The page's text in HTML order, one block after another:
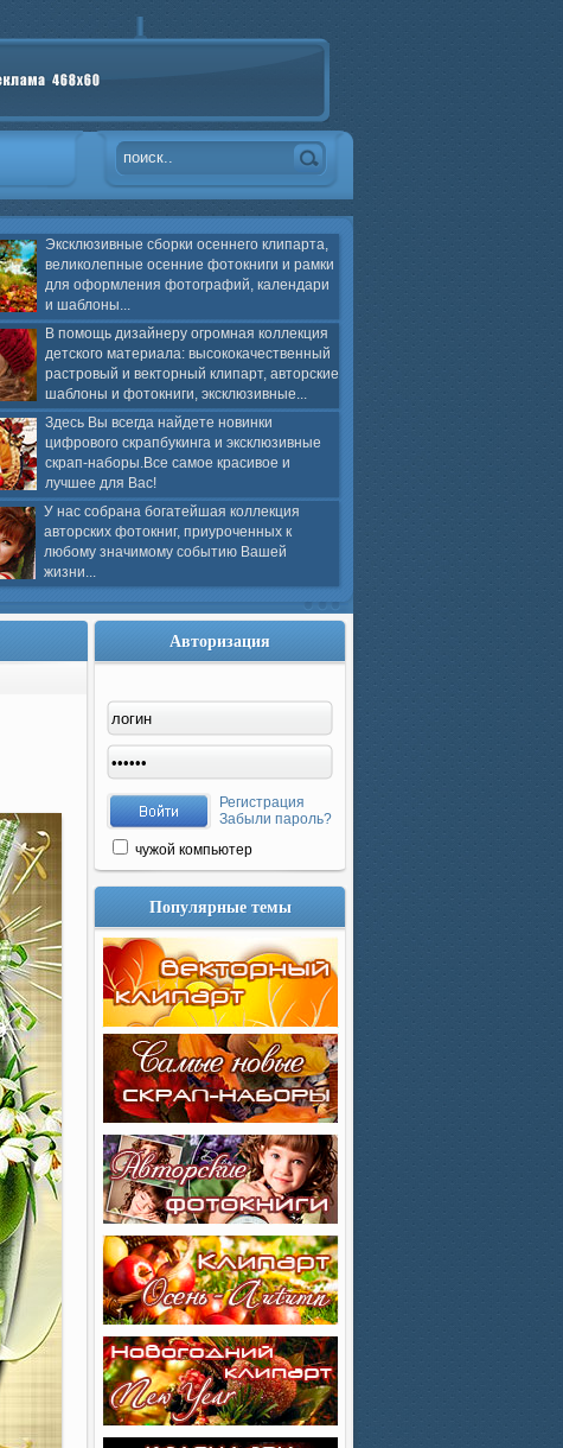
Эксклюзивные сборки осеннего клипарта,
великолепные осенние фотокниги и рамки
для оформления фотографий, календари
и шаблоны...
В помощь дизайнеру огромная коллекция
детского материала: высококачественный
растровый и векторный клипарт, авторские
шаблоны и фотокниги, эксклюзивные...
Здесь Вы всегда найдете новинки
цифрового скрапбукинга и эксклюзивные
скрап-наборы.Все самое красивое и
лучшее для Вас!
У нас собрана богатейшая коллекция
авторских фотокниг, приуроченных к
любому значимому событию Вашей
жизни...
Авторизация
Регистрация
Забыли пароль?
чужой компьютер
Популярные темы